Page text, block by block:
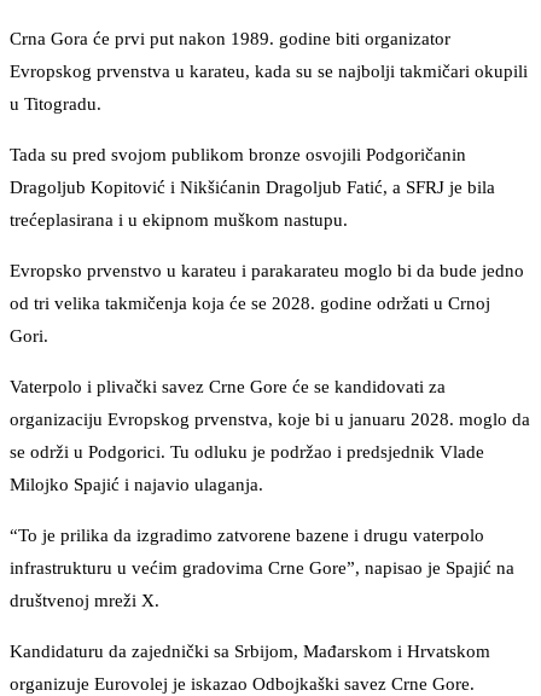
Crna Gora će prvi put nakon 1989. godine biti organizator
Evropskog prvenstva u karateu, kada su se najbolji takmičari okupili
u Titogradu.
Tada su pred svojom publikom bronze osvojili Podgoričanin
Dragoljub Kopitović i Nikšićanin Dragoljub Fatić, a SFRJ je bila
trećeplasirana i u ekipnom muškom nastupu.
Evropsko prvenstvo u karateu i parakarateu moglo bi da bude jedno
od tri velika takmičenja koja će se 2028. godine održati u Crnoj
Gori.
Vaterpolo i plivački savez Crne Gore će se kandidovati za
organizaciju Evropskog prvenstva, koje bi u januaru 2028. moglo da
se održi u Podgorici. Tu odluku je podržao i predsjednik Vlade
Milojko Spajić i najavio ulaganja.
“To je prilika da izgradimo zatvorene bazene i drugu vaterpolo
infrastrukturu u većim gradovima Crne Gore”, napisao je Spajić na
društvenoj mreži X.
Kandidaturu da zajednički sa Srbijom, Mađarskom i Hrvatskom
organizuje Eurovolej je iskazao Odbojkaški savez Crne Gore.